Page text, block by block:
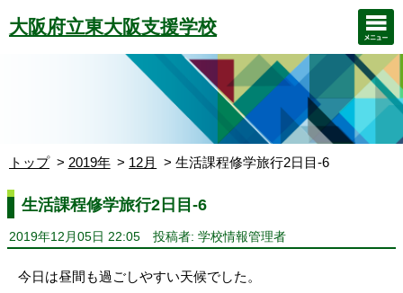
大阪府立東大阪支援学校
トップ 2019年 12月 生活課程修学旅行2日目-6
生活課程修学旅行2日目-6
2019年12月05日 22:05 投稿者: 学校情報管理者
今日は昼間も過ごしやすい天候でした。